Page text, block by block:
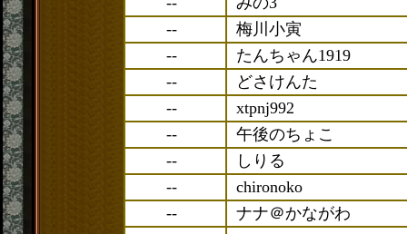
--
梅川小寅
--
たんちゃん1919
--
どさけんた
--
xtpnj992
--
午後のちょこ
--
しりる
--
chironoko
--
ナナ＠かながわ